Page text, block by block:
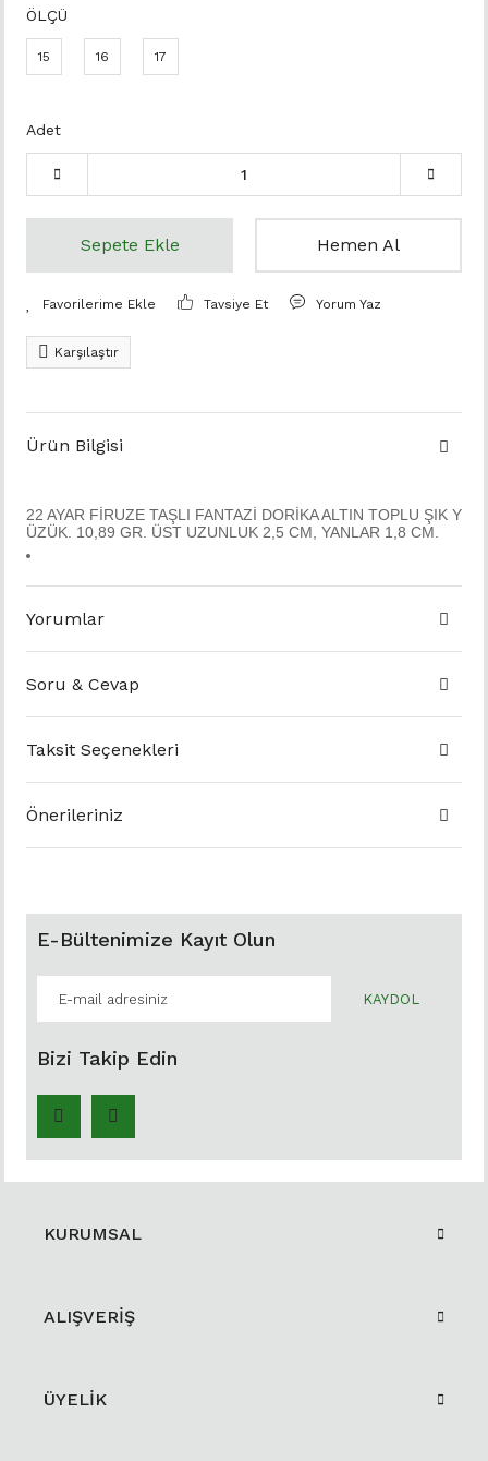
ÖLÇÜ
15 16 17
Adet
Sepete Ekle Hemen Al
Tavsiye Et Yorum Yaz
Karşılaştır
Ürün Bilgisi
22 AYAR FİRUZE TAŞLI FANTAZİ DORİKA ALTIN TOPLU ŞIK Y
ÜZÜK. 10,89 GR. ÜST UZUNLUK 2,5 CM, YANLAR 1,8 CM.
Yorumlar
Soru & Cevap
Taksit Seçenekleri
Önerileriniz
E-Bültenimize Kayıt Olun
KAYDOL
Bizi Takip Edin
KURUMSAL
ALIŞVERİŞ
ÜYELİK